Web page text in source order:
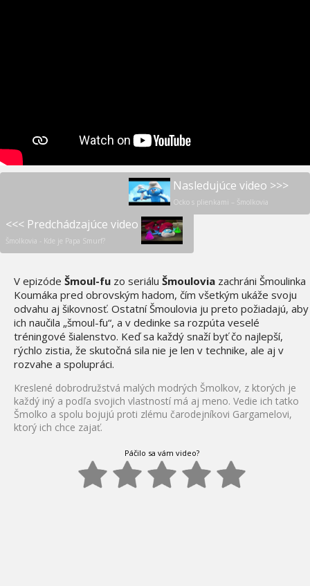
Nasledujúce video >>>
Ocko s plienkami – Šmolkovia
<<< Predchádzajúce video
Šmolkovia - Kde je Papa Smurf?
V epizóde Šmoul-fu zo seriálu Šmoulovia zachráni Šmoulinka
Koumáka pred obrovským hadom, čím všetkým ukáže svoju
odvahu aj šikovnosť. Ostatní Šmoulovia ju preto požiadajú, aby
ich naučila „šmoul-fu“, a v dedinke sa rozpúta veselé
tréningové šialenstvo. Keď sa každý snaží byť čo najlepší,
rýchlo zistia, že skutočná sila nie je len v technike, ale aj v
rozvahe a spolupráci.
Kreslené dobrodružstvá malých modrých Šmolkov, z ktorých je
každý iný a podľa svojich vlastností má aj meno. Vedie ich tatko
Šmolko a spolu bojujú proti zlému čarodejníkovi Gargamelovi,
ktorý ich chce zajať.
Páčilo sa vám video?